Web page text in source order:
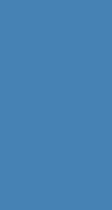
maga a
előtt, és
A
A